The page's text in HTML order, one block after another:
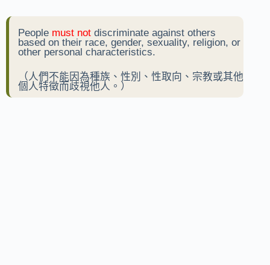
People must not discriminate against others
based on their race, gender, sexuality, religion, or
other personal characteristics.
（人們不能因為種族、性別、性取向、宗教或其他
個人特徵而歧視他人。）